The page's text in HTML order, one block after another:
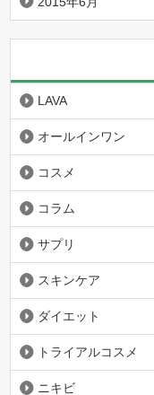
LAVA
オールインワン
コスメ
コラム
サプリ
スキンケア
ダイエット
トライアルコスメ
ニキビ